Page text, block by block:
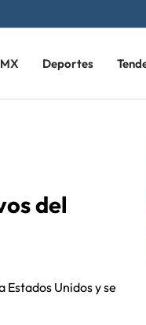
Deportes
del
Unidos y se